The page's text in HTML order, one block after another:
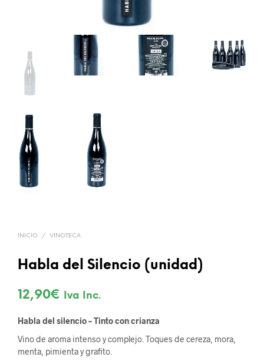
INICIO / VINOTECA
Habla del Silencio (unidad)
12,90€ Iva Inc.
Habla del silencio – Tinto con crianza
Vino de aroma intenso y complejo. Toques de cereza, mora,
menta, pimienta y grafito.